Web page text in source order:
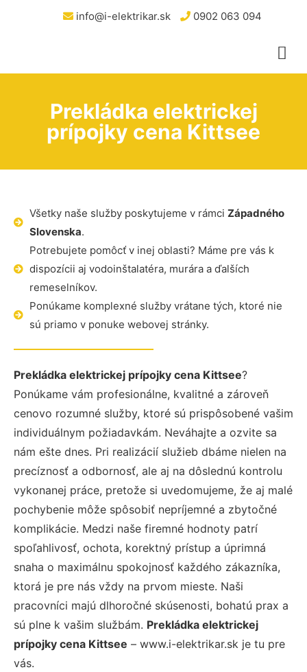
info@i-elektrikar.sk 0902 063 094
Prekládka elektrickej
prípojky cena Kittsee
Všetky naše služby poskytujeme v rámci Západného
Slovenska.
Potrebujete pomôcť v inej oblasti? Máme pre vás k
dispozícii aj vodoinštalatéra, murára a ďalších
remeselníkov.
Ponúkame komplexné služby vrátane tých, ktoré nie
sú priamo v ponuke webovej stránky.
Prekládka elektrickej prípojky cena Kittsee?
Ponúkame vám profesionálne, kvalitné a zároveň
cenovo rozumné služby, ktoré sú prispôsobené vašim
individuálnym požiadavkám. Neváhajte a ozvite sa
nám ešte dnes. Pri realizácií služieb dbáme nielen na
precíznosť a odbornosť, ale aj na dôslednú kontrolu
vykonanej práce, pretože si uvedomujeme, že aj malé
pochybenie môže spôsobiť nepríjemné a zbytočné
komplikácie. Medzi naše firemné hodnoty patrí
spoľahlivosť, ochota, korektný prístup a úprimná
snaha o maximálnu spokojnosť každého zákazníka,
ktorá je pre nás vždy na prvom mieste. Naši
pracovníci majú dlhoročné skúsenosti, bohatú prax a
sú plne k vašim službám. Prekládka elektrickej
prípojky cena Kittsee – www.i-elektrikar.sk je tu pre
vás.